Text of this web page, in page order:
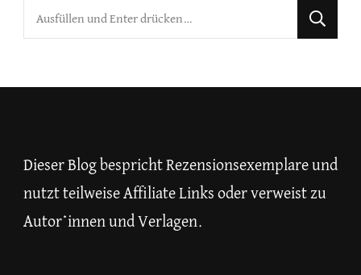
Suchst
du
Dieser Blog bespricht Rezensionsexemplare und
nutzt teilweise Affiliate Links oder verweist zu
Autor*innen und Verlagen.